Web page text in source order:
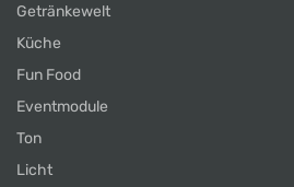
Getränkewelt
Küche
Fun Food
Eventmodule
Ton
Licht